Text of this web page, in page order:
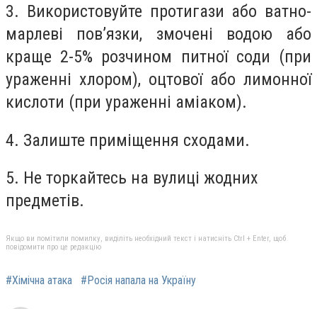
3. Використовуйте протигази або ватно-
марлеві пов’язки, змочені водою або
краще 2-5% розчином питної соди (при
ураженні хлором), оцтової або лимонної
кислоти (при ураженні аміаком).
4. Залиште приміщення сходами.
5. Не торкайтесь на вулиці жодних
предметів.
Якщо ви помітили помилку, виділіть необхідний текст і натисніть Ctrl + Enter, щоб
повідомити про це редакцію
#Хімічна атака #Росія напала на Україну